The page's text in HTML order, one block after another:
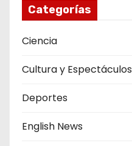
Categorías
Ciencia
Cultura y Espectáculos
Deportes
English News